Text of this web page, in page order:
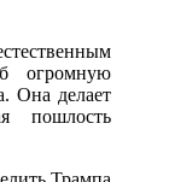
огромную
Она делает
пошлость